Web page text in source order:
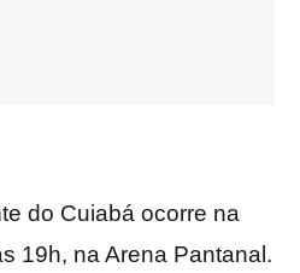
do Cuiabá ocorre na
19h, na Arena Pantanal.